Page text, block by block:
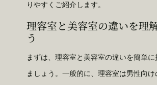
りやすくご紹介します。
理容室と美容室の違いを理
う
まずは、理容室と美容室の違いを簡単に
ましょう。一般的に、理容室は男性向